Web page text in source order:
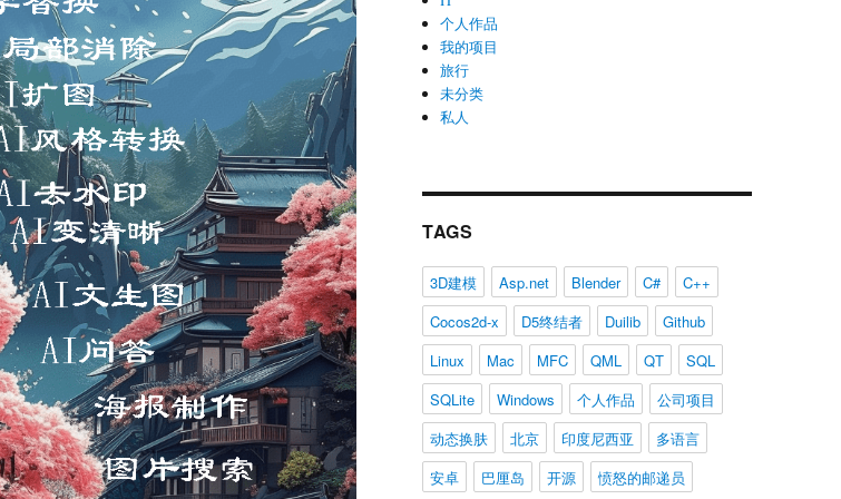
个人作品
我的项目
旅行
未分类
私人
TAGS
3D建模 Asp.net Blender C#
C++
Cocos2d-x
D5终结者 Duilib
Github
Linux
Mac MFC QML QT
SQL
SQLite
Windows 个人作品
公司项目
动态换肤
北京 印度尼西亚
多语言
安卓
巴厘岛 开源 愤怒的邮递员